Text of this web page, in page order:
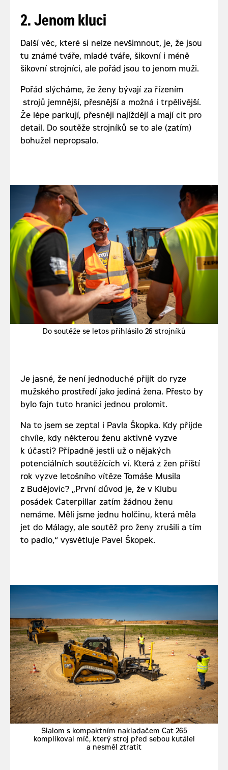
2. Jenom kluci
Další věc, které si nelze nevšimnout, je, že jsou
tu známé tváře, mladé tváře, šikovní i méně
šikovní strojníci, ale pořád jsou to jenom muži.
Pořád slýcháme, že ženy bývají za řízením
strojů jemnější, přesnější a možná i trpělivější.
Že lépe parkují, přesněji najíždějí a mají cit pro
detail. Do soutěže strojníků se to ale (zatím)
bohužel nepropsalo.
Do soutěže se letos přihlásilo 26 strojníků
Je jasné, že není jednoduché přijít do ryze
mužského prostředí jako jediná žena. Přesto by
bylo fajn tuto hranici jednou prolomit.
Na to jsem se zeptal i Pavla Škopka. Kdy přijde
chvíle, kdy některou ženu aktivně vyzve
k účasti? Případně jestli už o nějakých
potenciálních soutěžících ví. Která z žen příští
rok vyzve letošního vítěze Tomáše Musila
z Budějovic? „První důvod je, že v Klubu
posádek Caterpillar zatím žádnou ženu
nemáme. Měli jsme jednu holčinu, která měla
jet do Málagy, ale soutěž pro ženy zrušili a tím
to padlo,“ vysvětluje Pavel Škopek.
Slalom s kompaktním nakladačem Cat 265
komplikoval míč, který stroj před sebou kutálel
a nesměl ztratit